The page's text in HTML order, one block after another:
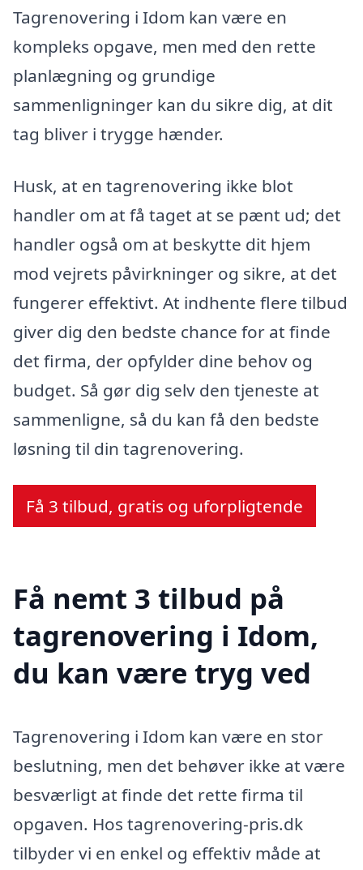
Tagrenovering i Idom kan være en
kompleks opgave, men med den rette
planlægning og grundige
sammenligninger kan du sikre dig, at dit
tag bliver i trygge hænder.
Husk, at en tagrenovering ikke blot
handler om at få taget at se pænt ud; det
handler også om at beskytte dit hjem
mod vejrets påvirkninger og sikre, at det
fungerer effektivt. At indhente flere tilbud
giver dig den bedste chance for at finde
det firma, der opfylder dine behov og
budget. Så gør dig selv den tjeneste at
sammenligne, så du kan få den bedste
løsning til din tagrenovering.
Få 3 tilbud, gratis og uforpligtende
Få nemt 3 tilbud på
tagrenovering i Idom,
du kan være tryg ved
Tagrenovering i Idom kan være en stor
beslutning, men det behøver ikke at være
besværligt at finde det rette firma til
opgaven. Hos tagrenovering-pris.dk
tilbyder vi en enkel og effektiv måde at